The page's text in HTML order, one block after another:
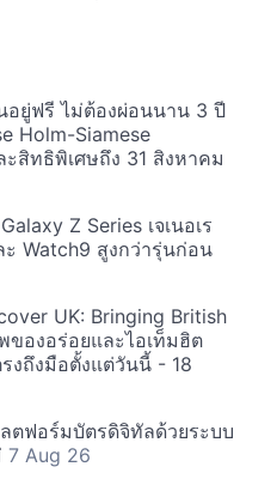
อยู่ฟรี ไม่ต้องผ่อนนาน 3 ปี
Holm-Siamese
สิทธิพิเศษถึง 31 สิงหาคม
Z Series เจเนอเร
Watch9 สูงกว่ารุ่นก่อน
UK: Bringing British
องอร่อยและไอเท็มฮิต
งถึงมือตั้งแต่วันนี้ - 18
ตฟอร์มบัตรดิจิทัลด้วยระบบ
7 Aug 26